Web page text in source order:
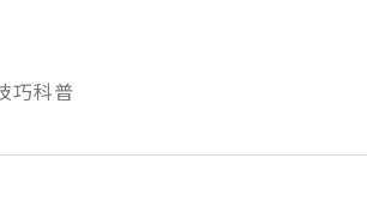
巧科普